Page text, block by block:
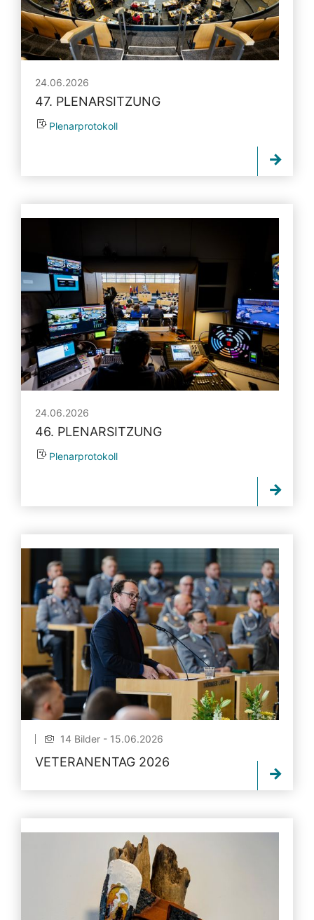
24.06.2026
47. PLENARSITZUNG
Plenarprotokoll
24.06.2026
46. PLENARSITZUNG
Plenarprotokoll
14 Bilder - 15.06.2026
VETERANENTAG 2026